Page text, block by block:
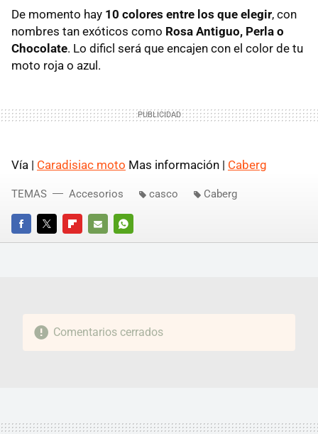
De momento hay 10 colores entre los que elegir, con
nombres tan exóticos como Rosa Antiguo, Perla o
Chocolate. Lo dificl será que encajen con el color de tu
moto roja o azul.
Vía | Caradisiac moto Mas información | Caberg
FACEBOOKTWITTERFLIPBOARD
E-
WHATSAPP
TEMAS Accesorios casco Caberg
Comentarios cerrados